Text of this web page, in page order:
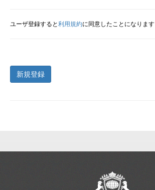
ユーザ登録すると利用規約に同意したことになります
新規登録